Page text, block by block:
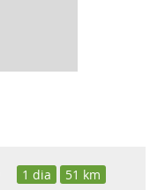
1 dia 51 km